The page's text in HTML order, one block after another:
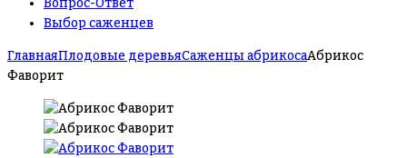
Вопрос-Ответ
Выбор саженцев
ГлавнаяПлодовые деревьяСаженцы абрикосаАбрикос
Фаворит